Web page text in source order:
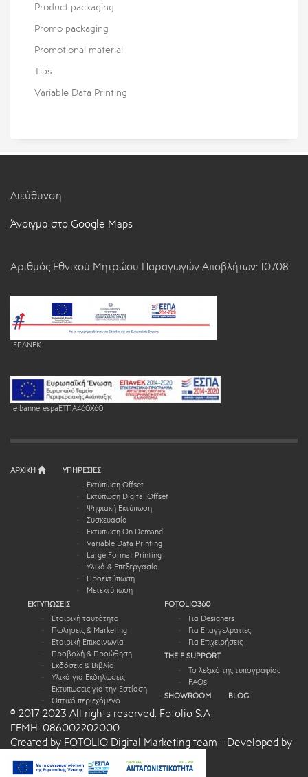
Product packaging
Promo packaging
Promotional material
Tips
Variable Data Printing
Διεύθυνση
Άνοιγμα στο Google Maps
Αριθμός Εθνικού Μητρώου Παραγωγών Αποβλήτων: 10708
EPANEK
e bannerespaEΤΠΑ460X60
ΑΡΧΙΚΗ
ΥΠΗΡΕΣΙΕΣ
Εκτύπωση Offset
Εκτύπωση Digital Offset
Ψηφιακή Εκτύπωση
Συσκευασία
Εκτύπωση On Demand
Variable Data Printing
Large Format Printing
Υλικά & Επεξεργασία
Προεκτύπωση
Μετεκτύπωση
ΕΚΤΥΠΩΣΕΙΣ
Εταιρική ταυτότητα
Πωλήσεις & Marketing
Εταιρική Επικοινωνία
Προβολή & Προώθηση
Εκδόσεις & Βιβλία
Υλικά για Εκδηλώσεις
Εκτυπώσεις για την Εστίαση
Οπτικό περιεχόμενο
FOTOLIO360
Για Designers
Για Επαγγελματίες
Για Επιχειρήσεις
THE F SUPPORT
Το λεξικό της τυπογραφίας
FAQs
SHOWROOM
BLOG
© 2017-2023 All rights reserved. Fotolio S.A.
ΓΕΜΗ: 086002202000
Created by FOTOLIO Digital Marketing team - Developed by
Infinity Web